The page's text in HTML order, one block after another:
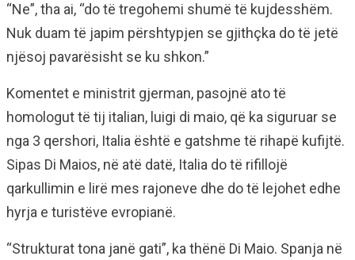
“Ne”, tha ai, “do të tregohemi shumë të kujdesshëm.
Nuk duam të japim përshtypjen se gjithçka do të jetë
njësoj pavarësisht se ku shkon.”
Komentet e ministrit gjerman, pasojnë ato të
homologut të tij italian, luigi di maio, që ka siguruar se
nga 3 qershori, Italia është e gatshme të rihapë kufijtë.
Sipas Di Maios, në atë datë, Italia do të rifillojë
qarkullimin e lirë mes rajoneve dhe do të lejohet edhe
hyrja e turistëve evropianë.
“Strukturat tona janë gati”, ka thënë Di Maio. Spanja në